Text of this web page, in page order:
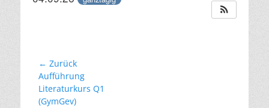
Beitragsnavigation
← Zurück
Vorheriger
Beitrag:
Aufführung
Literaturkurs Q1
(GymGev)